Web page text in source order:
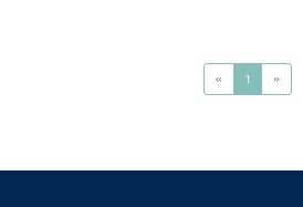
« 1 »